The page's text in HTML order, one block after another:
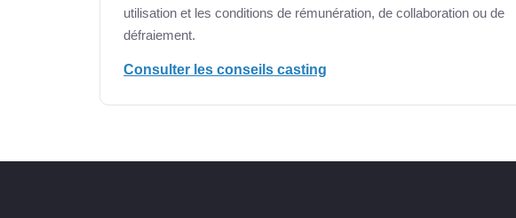
utilisation et les conditions de rémunération, de collaboration ou de
défraiement.
Consulter les conseils casting